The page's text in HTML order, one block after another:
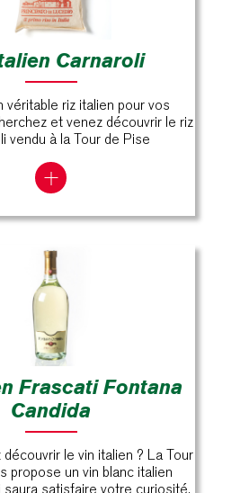
Carnaroli
véritable riz italien pour vos
et venez découvrir le riz
vendu à la Tour de Pise
Frascati Fontana
Candida
le vin italien ? La Tour
propose un vin blanc italien
saura satisfaire votre curiosité.